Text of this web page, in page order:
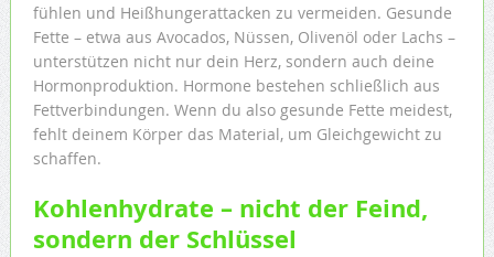
fühlen und Heißhungerattacken zu vermeiden. Gesunde
Fette – etwa aus Avocados, Nüssen, Olivenöl oder Lachs –
unterstützen nicht nur dein Herz, sondern auch deine
Hormonproduktion. Hormone bestehen schließlich aus
Fettverbindungen. Wenn du also gesunde Fette meidest,
fehlt deinem Körper das Material, um Gleichgewicht zu
schaffen.
Kohlenhydrate – nicht der Feind,
sondern der Schlüssel